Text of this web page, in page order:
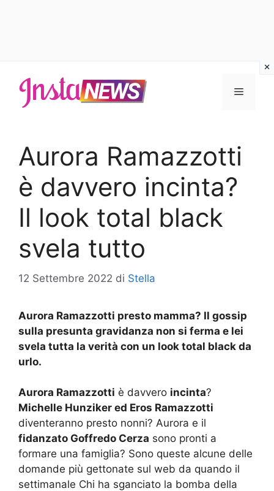
contenuto
Menu
Aurora Ramazzotti
è davvero incinta?
Il look total black
svela tutto
12 Settembre 2022 di Stella
Aurora Ramazzotti presto mamma? Il gossip
sulla presunta gravidanza non si ferma e lei
svela tutta la verità con un look total black da
urlo.
Aurora Ramazzotti è davvero incinta?
Michelle Hunziker ed Eros Ramazzotti
diventeranno presto nonni? Aurora e il
fidanzato Goffredo Cerza sono pronti a
formare una famiglia? Sono queste alcune delle
domande più gettonate sul web da quando il
settimanale Chi ha sganciato la bomba della